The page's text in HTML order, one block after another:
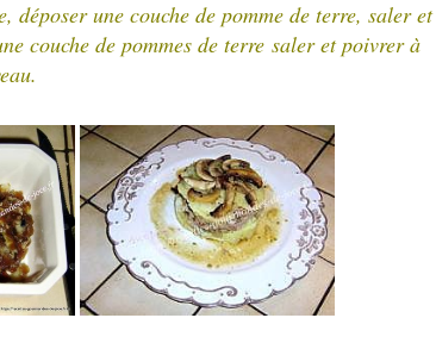
déposer une couche de pomme de terre, saler et
couche de pommes de terre saler et poivrer à